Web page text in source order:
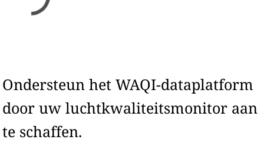
Ondersteun het WAQI-dataplatform
door uw luchtkwaliteitsmonitor aan
te schaffen.